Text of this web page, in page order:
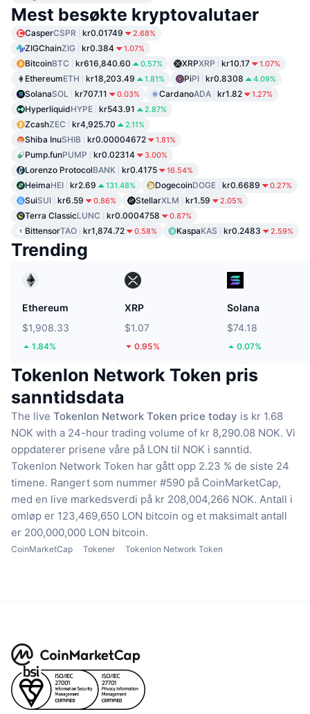
Mest besøkte kryptovalutaer
CasperCSPR kr0.01749 2.68%
ZIGChainZIG kr0.384 1.07%
BitcoinBTC kr616,840.60 0.57% XRPXRP kr10.17 1.07%
EthereumETH kr18,203.49 1.81% PiPI kr0.8308 4.09%
SolanaSOL kr707.11 0.03% CardanoADA kr1.82 1.27%
HyperliquidHYPE kr543.91 2.87%
ZcashZEC kr4,925.70 2.11%
Shiba InuSHIB kr0.00004672 1.81%
Pump.funPUMP kr0.02314 3.00%
Lorenzo ProtocolBANK kr0.4175 16.54%
HeimaHEI kr2.69 131.48% DogecoinDOGE kr0.6689 0.27%
SuiSUI kr6.59 0.86% StellarXLM kr1.59 2.05%
Terra ClassicLUNC kr0.0004758 0.87%
BittensorTAO kr1,874.72 0.58% KaspaKAS kr0.2483 2.59%
Trending
Ethereum
$1,908.33
1.84%
XRP
$1.07
0.95%
Solana
$74.18
0.07%
Tokenlon Network Token pris
sanntidsdata
The live Tokenlon Network Token price today is kr 1.68
NOK with a 24-hour trading volume of kr 8,290.08 NOK. Vi
oppdaterer prisene våre på LON til NOK i sanntid.
Tokenlon Network Token har gått opp 2.23 % de siste 24
timene. Rangert som nummer #590 på CoinMarketCap,
med en live markedsverdi på kr 208,004,266 NOK. Antall i
omløp er 123,469,650 LON bitcoin og et maksimalt antall
er 200,000,000 LON bitcoin.
CoinMarketCap Tokener Tokenlon Network Token